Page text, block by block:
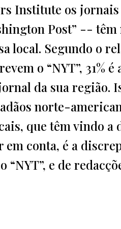
Institute os
Post” --
local. Segundo o
o “NYT”, 31% é
da sua região.
norte-
que têm vindo a
em conta, é a
e de